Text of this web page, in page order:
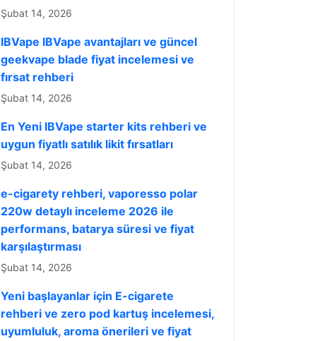
Şubat 14, 2026
IBVape IBVape avantajları ve güncel
geekvape blade fiyat incelemesi ve
fırsat rehberi
Şubat 14, 2026
En Yeni IBVape starter kits rehberi ve
uygun fiyatlı satılık likit fırsatları
Şubat 14, 2026
e-cigarety rehberi, vaporesso polar
220w detaylı inceleme 2026 ile
performans, batarya süresi ve fiyat
karşılaştırması
Şubat 14, 2026
Yeni başlayanlar için E-cigarete
rehberi ve zero pod kartuş incelemesi,
uyumluluk, aroma önerileri ve fiyat